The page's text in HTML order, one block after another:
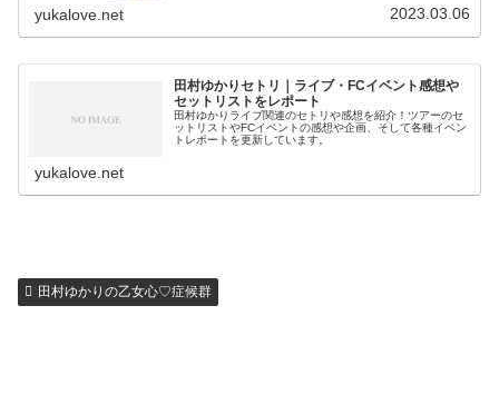
yukalove.net 2023.03.06
田村ゆかりセトリ｜ライブ・FCイベント感想や
セットリストをレポート
田村ゆかりライブ関連のセトリや感想を紹介！ツアーのセ
ットリストやFCイベントの感想や企画、そして各種イベン
トレポートを更新しています。
yukalove.net
田村ゆかりの乙女心♡症候群